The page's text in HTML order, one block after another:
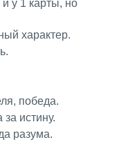
у 1 карты, но
характер.
победа.
истину.
разума.